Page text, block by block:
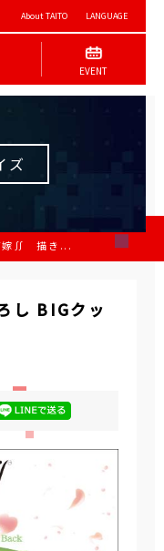
About TAITO LANGUAGE
EVENT
ズ
嫁∬ 描き...
し BIGクッ